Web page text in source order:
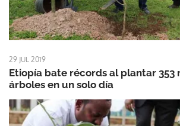
29 JUL 2019
Etiopía bate récords al plantar 353
árboles en un solo día